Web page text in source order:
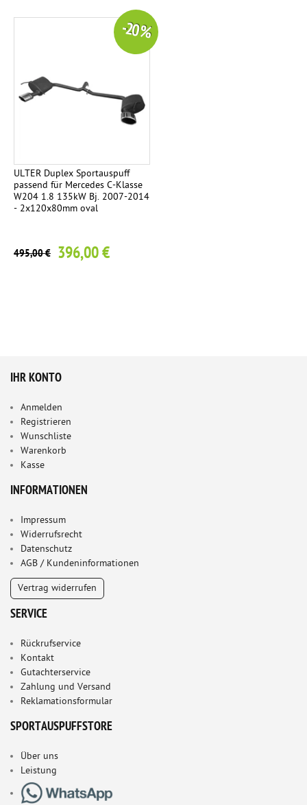
ULTER Duplex Sportauspuff
passend für Mercedes C-Klasse
W204 1.8 135kW Bj. 2007-2014
- 2x120x80mm oval
495,00 € 396,00 €
-20 %
IHR KONTO
Anmelden
Registrieren
Wunschliste
Warenkorb
Kasse
INFORMATIONEN
Impressum
Widerrufsrecht
Datenschutz
AGB / Kundeninformationen
Vertrag widerrufen
SERVICE
Rückrufservice
Kontakt
Gutachterservice
Zahlung und Versand
Reklamationsformular
SPORTAUSPUFFSTORE
Über uns
Leistung